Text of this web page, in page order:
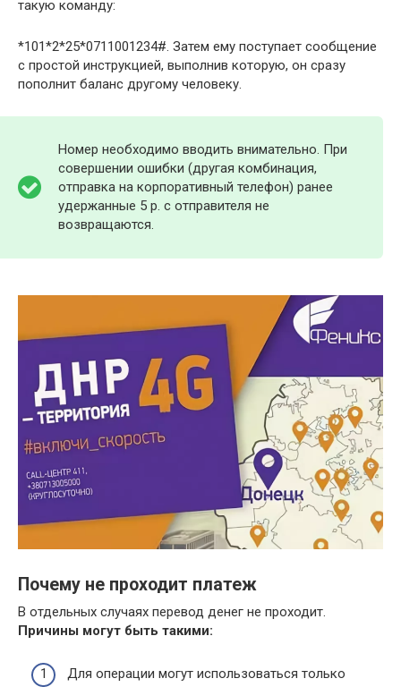
такую команду:
*101*2*25*0711001234#. Затем ему поступает сообщение
с простой инструкцией, выполнив которую, он сразу
пополнит баланс другому человеку.
Номер необходимо вводить внимательно. При
совершении ошибки (другая комбинация,
отправка на корпоративный телефон) ранее
удержанные 5 р. с отправителя не
возвращаются.
Почему не проходит платеж
В отдельных случаях перевод денег не проходит.
Причины могут быть такими:
Для операции могут использоваться только